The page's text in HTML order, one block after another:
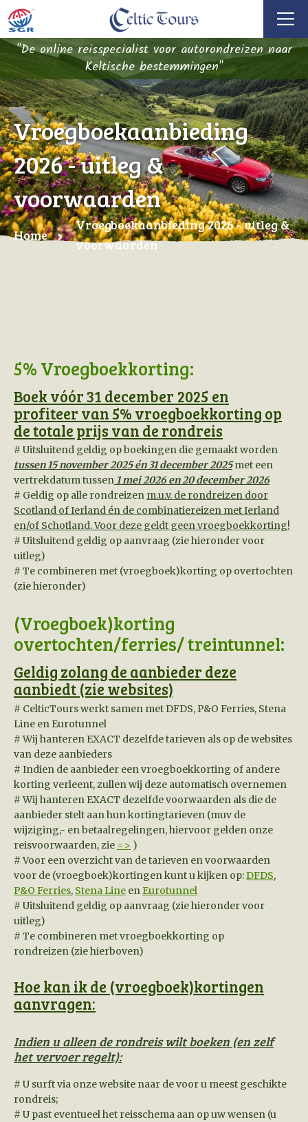
"De online reisspecialist voor autorondreizen naar
Keltische bestemmingen"
Vroegboekaanbieding
2026 - uitleg &
voorwaarden
Home
Vroegboekaanbieding 2026 - uitleg &
voorwaarden
5% Vroegboekkorting:
Boek vóór 31 december 2025 en
profiteer van 5% vroegboekkorting op
de totale prijs van de rondreis
# Uitsluitend geldig op boekingen die gemaakt worden
tussen15 november 2025én 31 december 2025 met een
vertrekdatum tussen 1 mei 2026 en 20 december 2026
# Geldig op alle rondreizen m.u.v. de rondreizen door
Scotland of Ierland én de combinatiereizen met Ierland
en/of Schotland. Voor deze geldt geen vroegboekkorting!
# Uitsluitend geldig op aanvraag (zie hieronder voor
uitleg)
# Te combineren met (vroegboek)korting op overtochten
(zie hieronder)
(Vroegboek)korting
overtochten/ferries/ treintunnel:
Geldig zolang de aanbieder deze
aanbiedt (zie websites)
# CelticTours werkt samen met DFDS, P&O Ferries, Stena
Line en Eurotunnel
# Wij hanteren EXACT dezelfde tarieven als op de websites
van deze aanbieders
# Indien de aanbieder een vroegboekkorting of andere
korting verleent, zullen wij deze automatisch overnemen
# Wij hanteren EXACT dezelfde voorwaarden als die de
aanbieder stelt aan hun kortingtarieven (muv de
wijziging,- en betaalregelingen, hiervoor gelden onze
reisvoorwaarden, zie => )
# Voor een overzicht van de tarieven en voorwaarden
voor de (vroegboek)kortingen kunt u kijken op:DFDS,
P&O Ferries, Stena Line en Eurotunnel
# Uitsluitend geldig op aanvraag (zie hieronder voor
uitleg)
# Te combineren met vroegboekkorting op
rondreizen (zie hierboven)
Hoe kan ik de (vroegboek)kortingen
aanvragen:
Indien u alleen de rondreis wilt boeken (en zelf
het vervoer regelt):
# U surft via onze website naar de voor u meest geschikte
rondreis;
# U past eventueel het reisschema aan op uw wensen (u